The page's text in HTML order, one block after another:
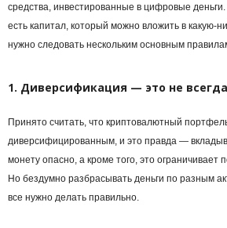
средства, инвестированные в цифровые
есть капитал, который можно вложить в какую-
нужно следовать нескольким основным
1. Диверсификация — это не
Принято считать, что криптовалютный
диверсифицированным, и это правда —
монету опасно, а кроме того, это ограничивает
Но бездумно разбрасывать деньги по разным
все нужно делать правильно.